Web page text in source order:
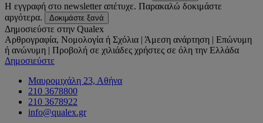
Η εγγραφή στο newsletter απέτυχε. Παρακαλώ δοκιμάστε
αργότερα.
Δοκιμάστε ξανά
Δημοσιεύστε στην Qualex
Αρθρογραφία, Νομολογία ή Σχόλια | Άμεση ανάρτηση | Επώνυμη
ή ανώνυμη | Προβολή σε χιλιάδες χρήστες σε όλη την Ελλάδα
Δημοσιεύστε
Μαυρομιχάλη 23, Αθήνα
210 3678800
210 3678922
info@qualex.gr